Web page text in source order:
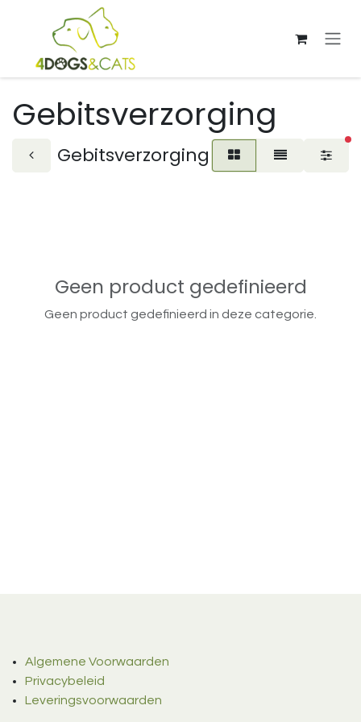
Overslaan naar inhoud
Gebitsverzorging
Gebitsverzorging
Geen product gedefinieerd
Geen product gedefinieerd in deze categorie.
Algemene Voorwaarden
Privacybeleid
Leveringsvoorwaarden